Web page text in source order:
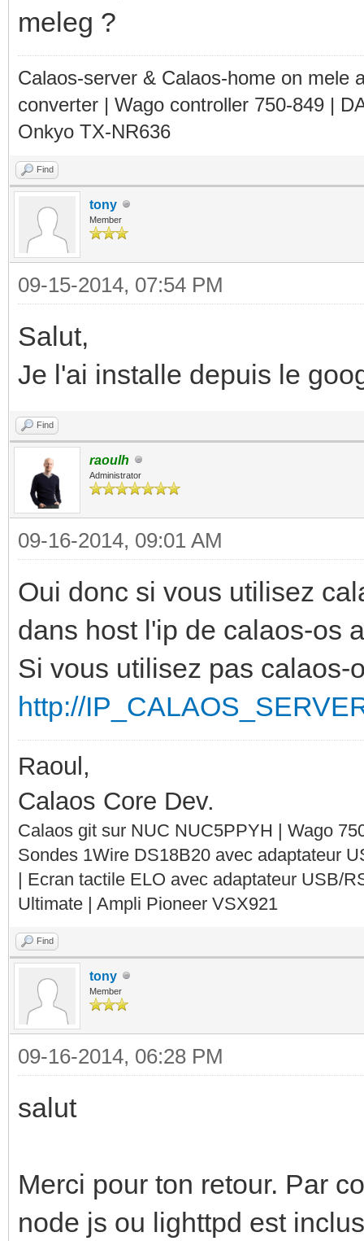
meleg ?
Calaos-server & Calaos-home on mele
converter | Wago controller 750-849 |
Onkyo TX-NR636
Find
tony
Member
09-15-2014, 07:54 PM
Salut,
Je l'ai installe depuis le
Find
raoulh
Administrator
09-16-2014, 09:01 AM
Oui donc si vous utilisez
dans host l'ip de calaos-os
Si vous utilisez pas calaos-
http://
Raoul,
Calaos Core Dev.
Calaos git sur NUC NUC5PPYH | Wago
Sondes 1Wire DS18B20 avec adaptateur
| Ecran tactile ELO avec adaptateur USB/
Ultimate | Ampli Pioneer VSX921
Find
tony
Member
09-16-2014, 06:28 PM
salut
Merci pour ton retour. Par
node js ou lighttpd est